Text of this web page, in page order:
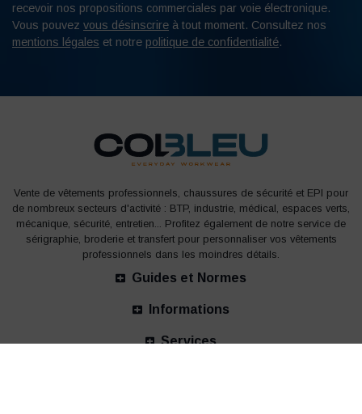
recevoir nos propositions commerciales par voie électronique.
Vous pouvez vous désinscrire à tout moment. Consultez nos
mentions légales et notre politique de confidentialité.
Vente de vêtements professionnels, chaussures de sécurité et EPI pour
de nombreux secteurs d'activité : BTP, industrie, médical, espaces verts,
mécanique, sécurité, entretien... Profitez également de notre service de
sérigraphie, broderie et transfert pour personnaliser vos vêtements
professionnels dans les moindres détails.
Guides et Normes
Informations
Services